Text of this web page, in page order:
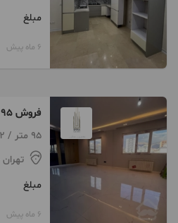
مبلغ
6 ماه پیش
فروش 95 متری سبلان
95 متر / 2 اتاق / ساخت 1402
تهران
مبلغ
6 ماه پیش